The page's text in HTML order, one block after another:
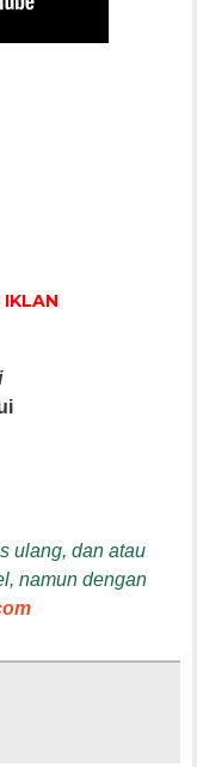
IKLAN
ulang, dan atau
namun dengan